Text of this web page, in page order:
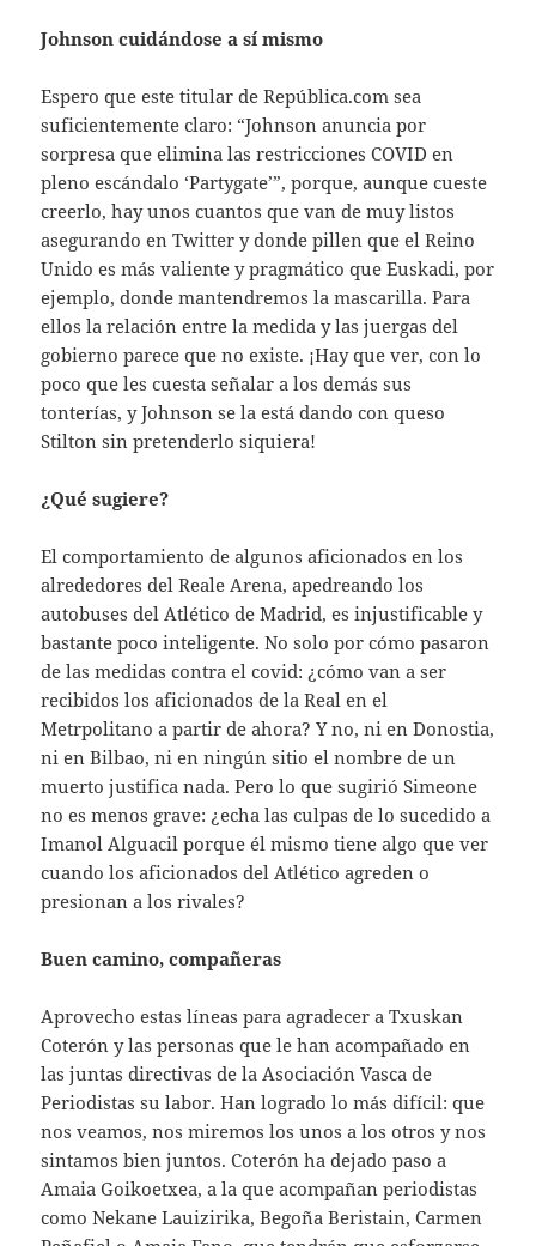
Johnson cuidándose a sí mismo
Espero que este titular de República.com sea
suficientemente claro: “Johnson anuncia por
sorpresa que elimina las restricciones COVID en
pleno escándalo ‘Partygate’”, porque, aunque cueste
creerlo, hay unos cuantos que van de muy listos
asegurando en Twitter y donde pillen que el Reino
Unido es más valiente y pragmático que Euskadi, por
ejemplo, donde mantendremos la mascarilla. Para
ellos la relación entre la medida y las juergas del
gobierno parece que no existe. ¡Hay que ver, con lo
poco que les cuesta señalar a los demás sus
tonterías, y Johnson se la está dando con queso
Stilton sin pretenderlo siquiera!
¿Qué sugiere?
El comportamiento de algunos aficionados en los
alrededores del Reale Arena, apedreando los
autobuses del Atlético de Madrid, es injustificable y
bastante poco inteligente. No solo por cómo pasaron
de las medidas contra el covid: ¿cómo van a ser
recibidos los aficionados de la Real en el
Metrpolitano a partir de ahora? Y no, ni en Donostia,
ni en Bilbao, ni en ningún sitio el nombre de un
muerto justifica nada. Pero lo que sugirió Simeone
no es menos grave: ¿echa las culpas de lo sucedido a
Imanol Alguacil porque él mismo tiene algo que ver
cuando los aficionados del Atlético agreden o
presionan a los rivales?
Buen camino, compañeras
Aprovecho estas líneas para agradecer a Txuskan
Coterón y las personas que le han acompañado en
las juntas directivas de la Asociación Vasca de
Periodistas su labor. Han logrado lo más difícil: que
nos veamos, nos miremos los unos a los otros y nos
sintamos bien juntos. Coterón ha dejado paso a
Amaia Goikoetxea, a la que acompañan periodistas
como Nekane Lauizirika, Begoña Beristain, Carmen